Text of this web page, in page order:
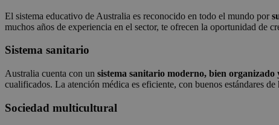
El sistema educativo de Australia es reconocido en todo el mundo por
muchos años de experiencia en el sector, te ofrecen la oportunidad de
Sistema sanitario
Australia cuenta con un sistema sanitario moderno, bien organizado
cualificados. La atención médica es eficiente, con buenos estándares
Sociedad multicultural